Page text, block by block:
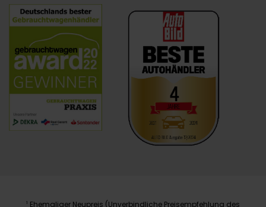
1 Ehemaliger Neupreis (Unverbindliche Preisempfehlung des